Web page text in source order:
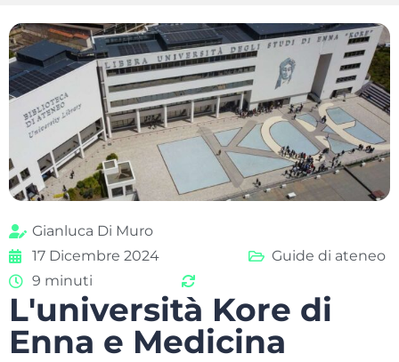
Gianluca Di Muro
17 Dicembre 2024
Guide di ateneo
9 minuti
L'università Kore di
Enna e Medicina